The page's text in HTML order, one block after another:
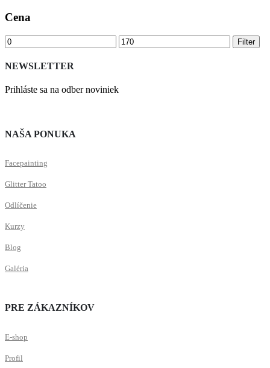
Cena
Minimálna
cena
Maximálna
cena
Filter
NEWSLETTER
Prihláste sa na odber noviniek
NAŠA PONUKA
Facepainting
Glitter Tatoo
Odlíčenie
Kurzy
Blog
Galéria
PRE ZÁKAZNÍKOV
E-shop
Profil